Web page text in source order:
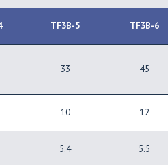
TF3B-5 TF3B-6
33 45
10 12
5.4 5.5